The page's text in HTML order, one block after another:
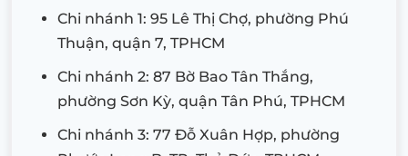
Chi nhánh 1: 95 Lê Thị Chợ, phường Phú
Thuận, quận 7, TPHCM
Chi nhánh 2: 87 Bờ Bao Tân Thắng,
phường Sơn Kỳ, quận Tân Phú, TPHCM
Chi nhánh 3: 77 Đỗ Xuân Hợp, phường